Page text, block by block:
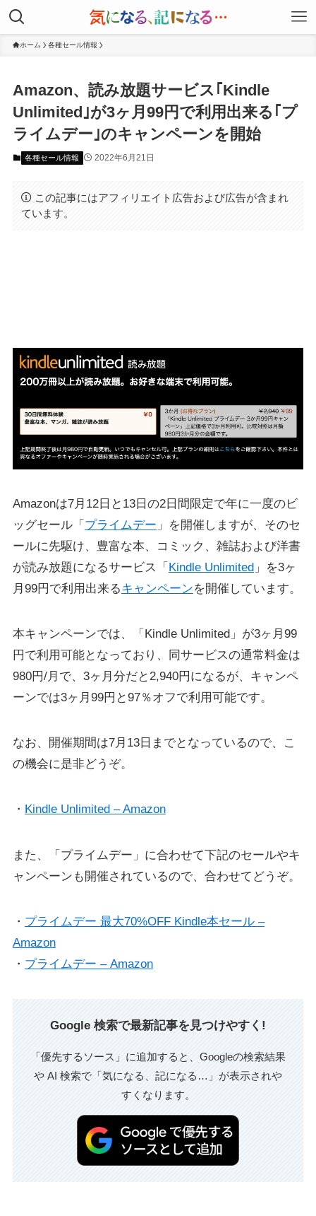
ホーム 各種セール情報
Amazon、読み放題サービス｢Kindle
Unlimited｣が3ヶ月99円で利用出来る｢プ
ライムデー｣のキャンペーンを開始
各種セール情報 2022年6月21日
この記事にはアフィリエイト広告および広告が含まれ
ています。
Amazonは7月12日と13日の2日間限定で年に一度のビ
ッグセール「 プライムデー 」を開催しますが、そのセ
ールに先駆け、豊富な本、コミック、雑誌および洋書
が読み放題になるサービス「 Kindle Unlimited 」を3ヶ
月99円で利用出来るキャンペーンを開催しています。
本キャンペーンでは、「Kindle Unlimited」が3ヶ月99
円で利用可能となっており、同サービスの通常料金は
980円/月で、3ヶ月分だと2,940円になるが、キャンペ
ーンでは3ヶ月99円と97％オフで利用可能です。
なお、開催期間は7月13日までとなっているので、こ
の機会に是非どうぞ。
・ Kindle Unlimited – Amazon
また、「プライムデー」に合わせて下記のセールやキ
ャンペーンも開催されているので、合わせてどうぞ。
・ プライムデー 最大70%OFF Kindle本セール –
Amazon
・ プライムデー – Amazon
Google 検索で最新記事を見つけやすく!
「優先するソース」に追加すると、Googleの検索結果
や AI 検索で「気になる、記になる…」が表示されや
すくなります。